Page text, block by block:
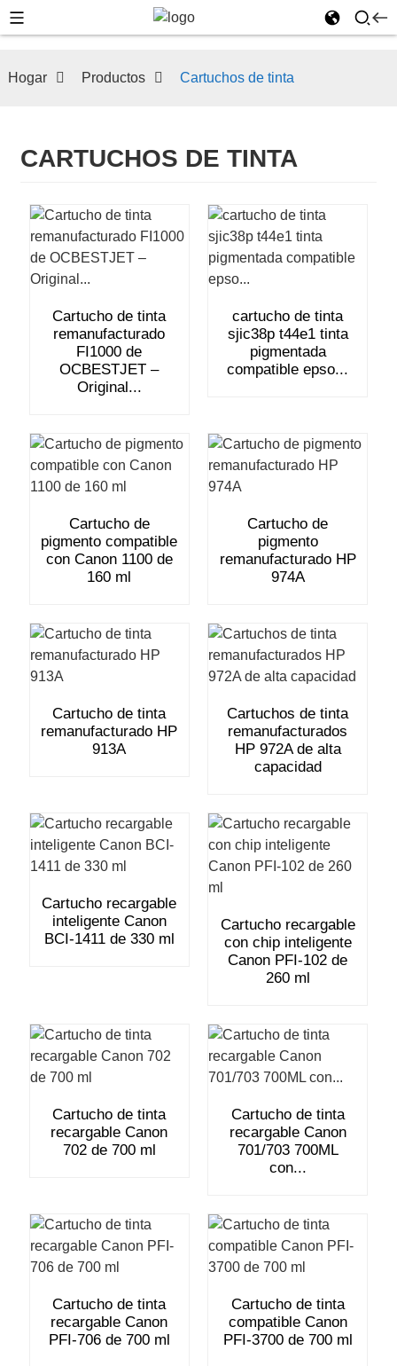
Hogar Productos Cartuchos de tinta
CARTUCHOS DE TINTA
Cartucho de tinta
remanufacturado
FI1000 de
OCBESTJET –
Original...
cartucho de tinta
sjic38p t44e1 tinta
pigmentada
compatible epso...
Cartucho de
pigmento compatible
con Canon 1100 de
160 ml
Cartucho de
pigmento
remanufacturado HP
974A
Cartucho de tinta
remanufacturado HP
913A
Cartuchos de tinta
remanufacturados
HP 972A de alta
capacidad
Cartucho recargable
inteligente Canon
BCI-1411 de 330 ml
Cartucho recargable
con chip inteligente
Canon PFI-102 de
260 ml
Cartucho de tinta
recargable Canon
702 de 700 ml
Cartucho de tinta
recargable Canon
701/703 700ML
con...
Cartucho de tinta
recargable Canon
PFI-706 de 700 ml
Cartucho de tinta
compatible Canon
PFI-3700 de 700 ml